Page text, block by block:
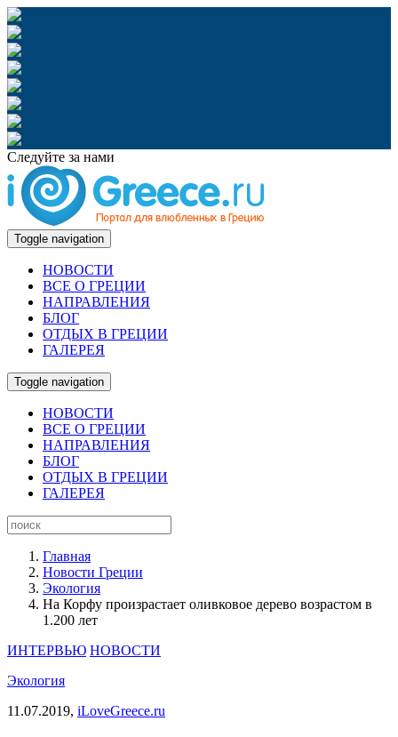
Следуйте за нами
Toggle navigation
НОВОСТИ
ВСЕ О ГРЕЦИИ
НАПРАВЛЕНИЯ
БЛОГ
ОТДЫХ В ГРЕЦИИ
ГАЛЕРЕЯ
Toggle navigation
НОВОСТИ
ВСЕ О ГРЕЦИИ
НАПРАВЛЕНИЯ
БЛОГ
ОТДЫХ В ГРЕЦИИ
ГАЛЕРЕЯ
Главная
Новости Греции
Экология
На Корфу произрастает оливковое дерево возрастом в
1.200 лет
ИНТЕРВЬЮ НОВОСТИ
Экология
11.07.2019, iLoveGreece.ru